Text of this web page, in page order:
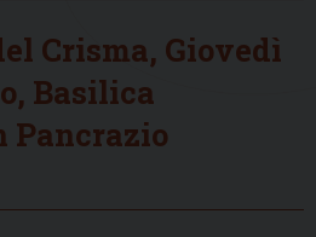
Crisma, Giovedì
Basilica
Pancrazio